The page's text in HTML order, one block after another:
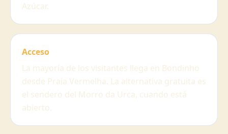
Azúcar.
Acceso
La mayoría de los visitantes llega en Bondinho
desde Praia Vermelha. La alternativa gratuita es
el sendero del Morro da Urca, cuando está
abierto.